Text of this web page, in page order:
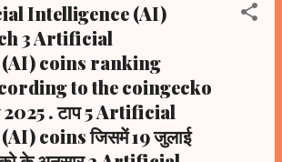
(APE) #rank166
Intelligence (AI)
3 Artificial
coins ranking
to the coingecko
2025 . टाप 5 Artificial
coins जिसमें 19 जुलाई